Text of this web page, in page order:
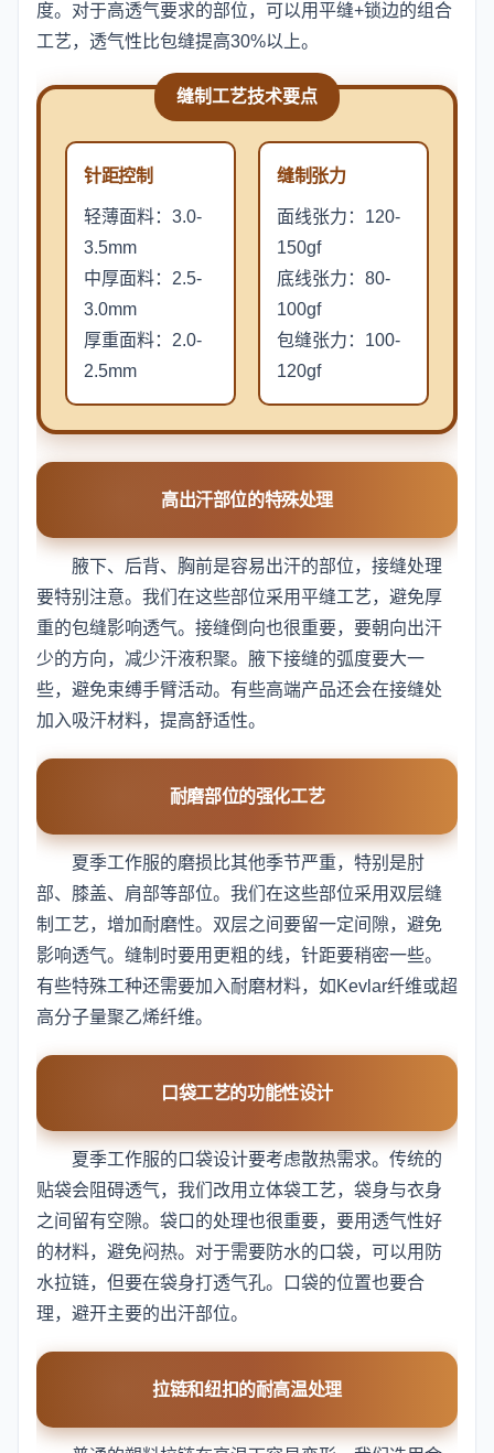
度。对于高透气要求的部位，可以用平缝+锁边的组合
工艺，透气性比包缝提高30%以上。
缝制工艺技术要点
针距控制
轻薄面料：3.0-
3.5mm
中厚面料：2.5-
3.0mm
厚重面料：2.0-
2.5mm
缝制张力
面线张力：120-
150gf
底线张力：80-
100gf
包缝张力：100-
120gf
高出汗部位的特殊处理
腋下、后背、胸前是容易出汗的部位，接缝处理
要特别注意。我们在这些部位采用平缝工艺，避免厚
重的包缝影响透气。接缝倒向也很重要，要朝向出汗
少的方向，减少汗液积聚。腋下接缝的弧度要大一
些，避免束缚手臂活动。有些高端产品还会在接缝处
加入吸汗材料，提高舒适性。
耐磨部位的强化工艺
夏季工作服的磨损比其他季节严重，特别是肘
部、膝盖、肩部等部位。我们在这些部位采用双层缝
制工艺，增加耐磨性。双层之间要留一定间隙，避免
影响透气。缝制时要用更粗的线，针距要稍密一些。
有些特殊工种还需要加入耐磨材料，如Kevlar纤维或超
高分子量聚乙烯纤维。
口袋工艺的功能性设计
夏季工作服的口袋设计要考虑散热需求。传统的
贴袋会阻碍透气，我们改用立体袋工艺，袋身与衣身
之间留有空隙。袋口的处理也很重要，要用透气性好
的材料，避免闷热。对于需要防水的口袋，可以用防
水拉链，但要在袋身打透气孔。口袋的位置也要合
理，避开主要的出汗部位。
拉链和纽扣的耐高温处理